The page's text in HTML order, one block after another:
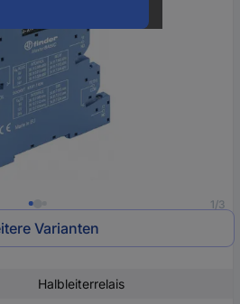
1/3
Varianten
Halbleiterrelais